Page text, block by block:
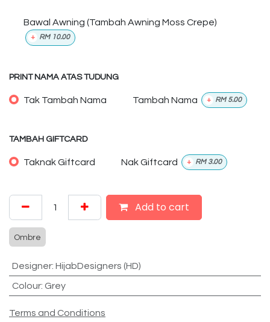
Bawal Awning (Tambah Awning Moss Crepe)
+ RM 10.00
PRINT NAMA ATAS TUDUNG
Tak Tambah Nama Tambah Nama + RM 5.00
TAMBAH GIFTCARD
Taknak Giftcard Nak Giftcard + RM 3.00
Add to cart
Ombre
Designer: HijabDesigners (HD)
Colour: Grey
Terms and Conditions